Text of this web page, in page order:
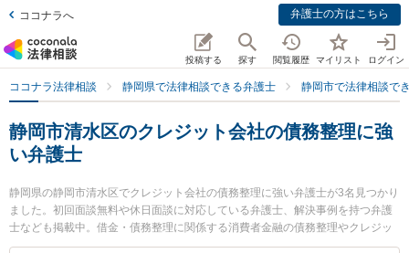
ココナラへ 弁護士の方はこちら
投稿する 探す 閲覧履歴 マイリスト ログイン
ココナラ法律相談 静岡県で法律相談できる弁護士 静岡市で法律相談で
静岡市清水区のクレジット会社の債務整理に強
い弁護士
静岡県の静岡市清水区でクレジット会社の債務整理に強い弁護士が3名見つかり
ました。初回面談無料や休日面談に対応している弁護士、解決事例を持つ弁護
士なども掲載中。借金・債務整理に関係する消費者金融の債務整理やクレジッ
ト会社の債務整理、リボ払いの債務整理等の細かな分野での絞り込み検索もで